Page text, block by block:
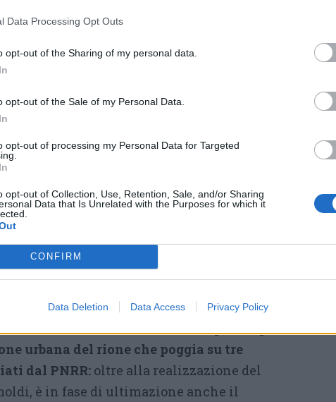
Data Processing Opt Outs
opt-out of the Sharing of my personal data.
opt-out of the Sale of my Personal Data.
opt-out of processing my Personal Data for Targeted
opt-out of Collection, Use, Retention, Sale, and/or Sharing
Data that Is Unrelated with the Purposes for which it
CONFIRM
Data Deletion Data Access Privacy Policy
delle associazioni potranno
scuola tra aule, palestra, bagni, mensa e
degli spazi della IV Novembre in
solo le organizzazioni del terzo settore
in forma aggregata e regolarmente
in attività di utilità sociale, solidarietà
collettivo.
di interesse per
di uso gratuito dell’immobile sono sul
a
dovranno essere presentate entro le
all’Ufficio protocollo in Via Sacco 5.
delle associazioni a San Fermo punta a
immobiliare del Comune in
urbana del rione che poggia su tre
dal PNRR: oltre alla realizzazione del
è in fase di ultimazione anche il
I